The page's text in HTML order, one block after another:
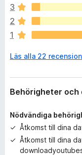
i
n
n
s
n
a
b
t
g
ä
3
2
1
Läs alla 22
Behörigheter och
Nödvändiga
Åtkomst till dina
Åtkomst till dina